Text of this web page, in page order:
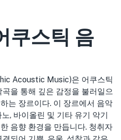
쿠스틱 음
Acoustic Music)은 어쿠스틱
을 통해 깊은 감정을 불러일으
는 장르이다. 이 장르에서 음악
, 바이올린 및 기타 유기 악기
음향 환경을 만듭니다. 청취자